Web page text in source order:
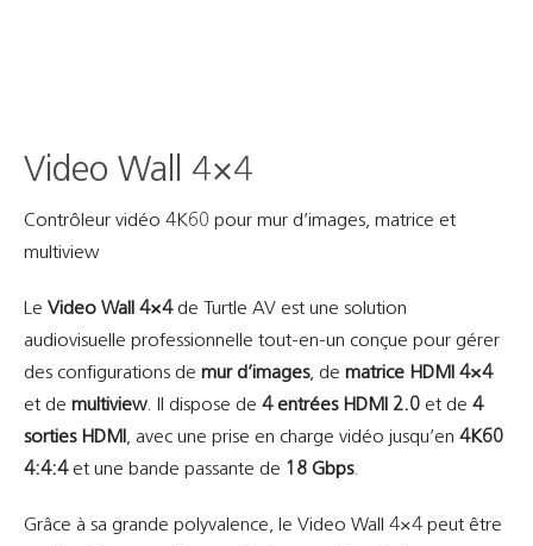
Video Wall 4×4
Contrôleur vidéo 4K60 pour mur d’images, matrice et
multiview
Le Video Wall 4×4de Turtle AV est une solution
audiovisuelle professionnelle tout-en-un conçue pour gérer
des configurations de mur d’images, de matrice HDMI 4×4
et de multiview. Il dispose de 4 entrées HDMI 2.0et de 4
sorties HDMI , avec une prise en charge vidéo jusqu’en 4K60
4:4:4et une bande passante de 18 Gbps.
Grâce à sa grande polyvalence, le Video Wall 4×4 peut être